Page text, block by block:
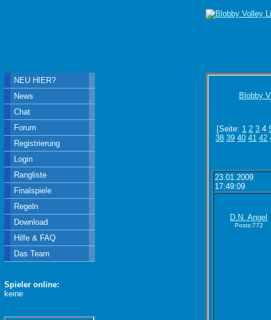
Blobby
[Seite: 1 2 3 4
38 39 40 41 42
23.01.2009
17:49:09
D.N. Angel
Posts:772
NEU HIER?
News
Chat
Forum
Registrierung
Login
Rangliste
Finalspiele
Regeln
Download
Hilfe & FAQ
Das Team
Spieler online:
keine